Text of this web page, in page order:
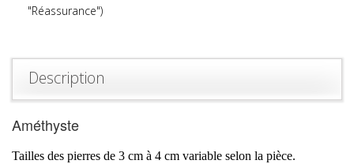
"Réassurance")
Description
Améthyste
Tailles des pierres de 3 cm à 4 cm variable selon la pièce.